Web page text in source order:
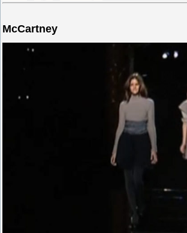
McCartney